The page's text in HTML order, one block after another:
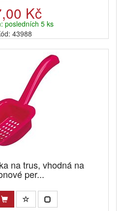
Kč
posledních 5 ks
43988
na trus, vhodná na
per...